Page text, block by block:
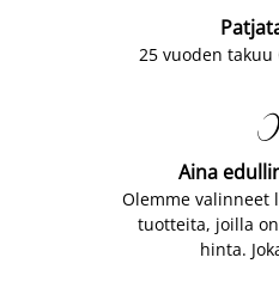
25 vuoden takuu

Aina
Olemme valinneet
tuotteita, joilla
hinta.